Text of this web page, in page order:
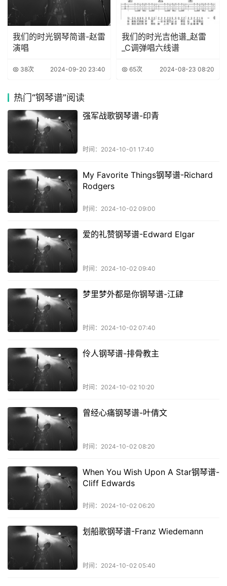
我们的时光钢琴简谱-赵雷
演唱
38次 2024-09-20 23:40
我们的时光吉他谱_赵雷
_C调弹唱六线谱
65次 2024-08-23 08:20
热门“钢琴谱”阅读
强军战歌钢琴谱-印青
时间：2024-10-01 17:40
My Favorite Things钢琴谱-Richard
Rodgers
时间：2024-10-02 09:00
爱的礼赞钢琴谱-Edward Elgar
时间：2024-10-02 09:40
梦里梦外都是你钢琴谱-江肆
时间：2024-10-02 07:40
伶人钢琴谱-排骨教主
时间：2024-10-02 10:20
曾经心痛钢琴谱-叶倩文
时间：2024-10-02 08:20
When You Wish Upon A Star钢琴谱-
Cliff Edwards
时间：2024-10-02 06:20
划船歌钢琴谱-Franz Wiedemann
时间：2024-10-02 05:40